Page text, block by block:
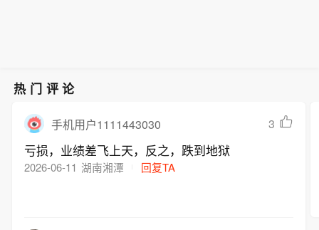
热门评论
手机用户1111443030 3
亏损，业绩差飞上天，反之，跌到地狱
2026-06-11 湖南湘潭 回复TA